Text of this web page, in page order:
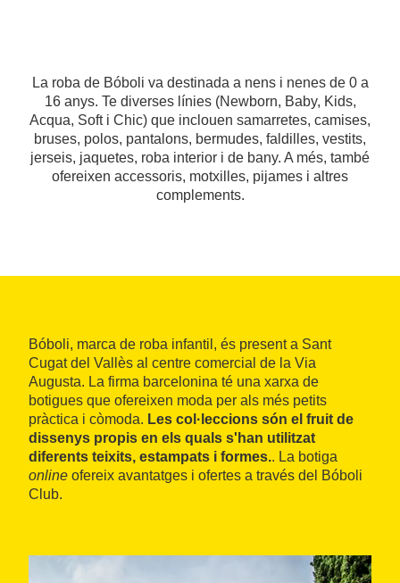
La roba de Bóboli va destinada a nens i nenes de 0 a
16 anys. Te diverses línies (Newborn, Baby, Kids,
Acqua, Soft i Chic) que inclouen samarretes, camises,
bruses, polos, pantalons, bermudes, faldilles, vestits,
jerseis, jaquetes, roba interior i de bany. A més, també
ofereixen accessoris, motxilles, pijames i altres
complements.
Bóboli, marca de roba infantil, és present a Sant
Cugat del Vallès al centre comercial de la Via
Augusta. La firma barcelonina té una xarxa de
botigues que ofereixen moda per als més petits
pràctica i còmoda. Les col·leccions són el fruit de
dissenys propis en els quals s'han utilitzat
diferents teixits, estampats i formes.. La botiga
online ofereix avantatges i ofertes a través del Bóboli
Club.